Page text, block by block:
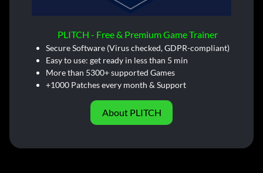
PLITCH - Free & Premium Game Trainer
Secure Software (Virus checked, GDPR-compliant)
Easy to use: get ready in less than 5 min
More than 5300+ supported Games
+1000 Patches every month & Support
About PLITCH